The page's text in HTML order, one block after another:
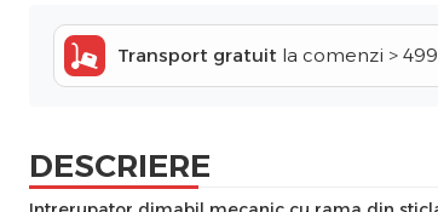
Transport gratuit la comenzi >
DESCRIERE